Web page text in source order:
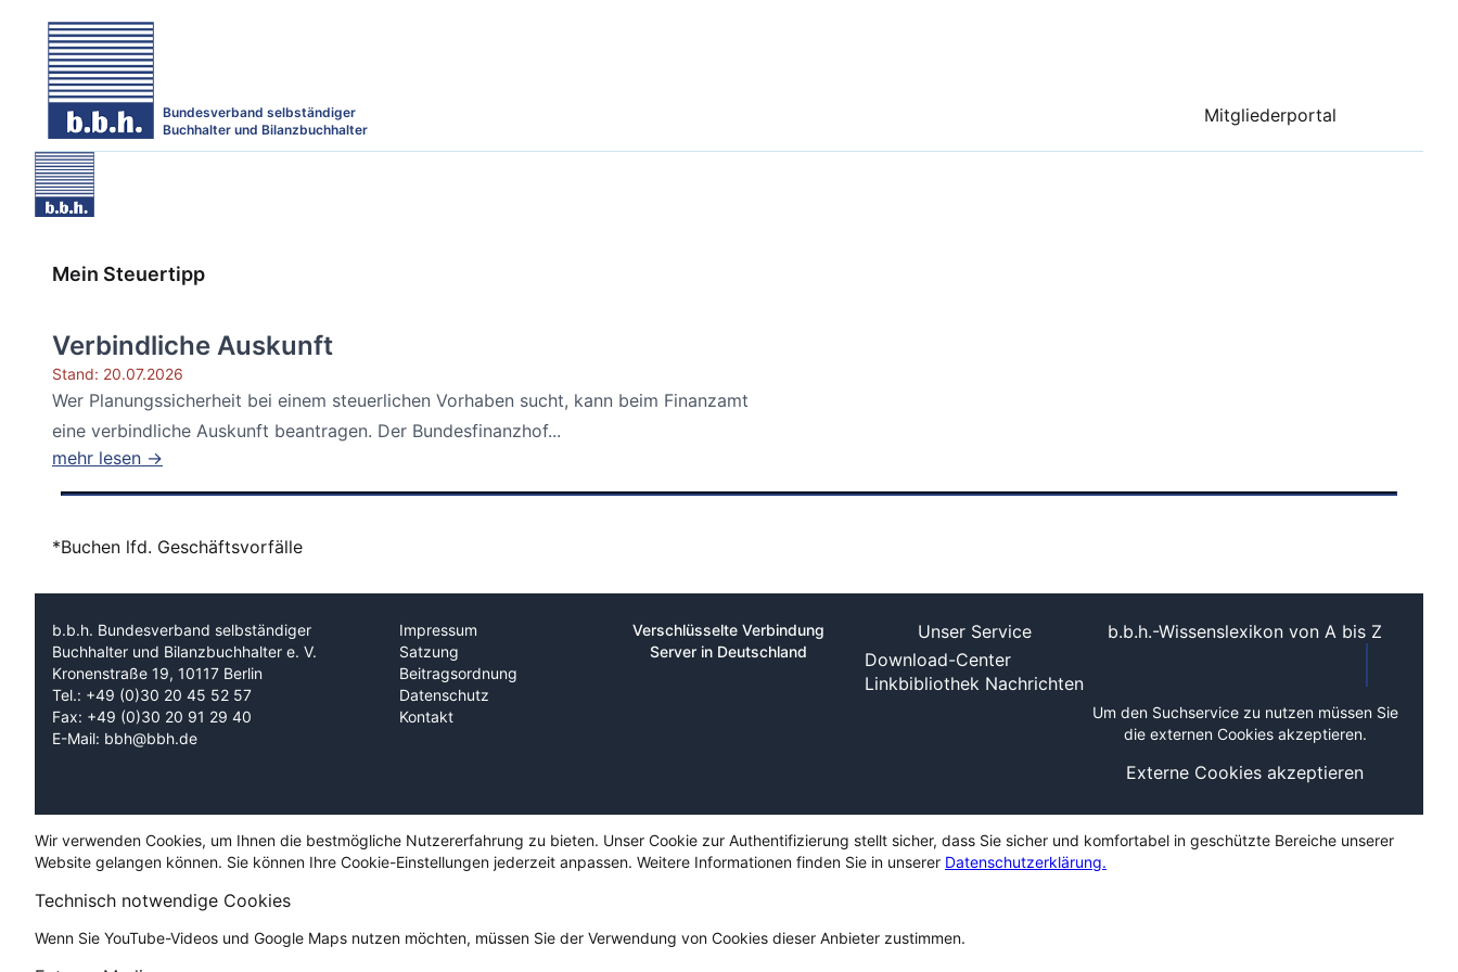
Bundesverband selbständiger
Buchhalter und Bilanzbuchhalter
Mitgliederportal
Mein Steuertipp
Verbindliche Auskunft
Stand: 20.07.2026
Wer Planungssicherheit bei einem steuerlichen Vorhaben sucht, kann beim Finanzamt
eine verbindliche Auskunft beantragen. Der Bundesfinanzhof...
mehr lesen →
*Buchen lfd. Geschäftsvorfälle
b.b.h. Bundesverband selbständiger
Buchhalter und Bilanzbuchhalter e. V.
Kronenstraße 19, 10117 Berlin
Tel.: +49 (0)30 20 45 52 57
Fax: +49 (0)30 20 91 29 40
E-Mail: bbh@bbh.de
Impressum
Satzung
Beitragsordnung
Datenschutz
Kontakt
Verschlüsselte Verbindung
Server in Deutschland
Unser Service
Download-Center
Linkbibliothek Nachrichten
b.b.h.-Wissenslexikon von A bis Z
Um den Suchservice zu nutzen müssen Sie
die externen Cookies akzeptieren.
Externe Cookies akzeptieren
Wir verwenden Cookies, um Ihnen die bestmögliche Nutzererfahrung zu bieten. Unser Cookie zur Authentifizierung stellt sicher, dass Sie sicher und komfortabel in geschützte Bereiche unserer
Website gelangen können. Sie können Ihre Cookie-Einstellungen jederzeit anpassen. Weitere Informationen finden Sie in unserer Datenschutzerklärung.
Technisch notwendige Cookies
Wenn Sie YouTube-Videos und Google Maps nutzen möchten, müssen Sie der Verwendung von Cookies dieser Anbieter zustimmen.